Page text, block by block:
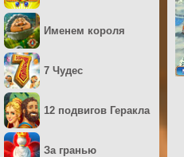
Именем короля
7 Чудес
12 подвигов Геракла
За гранью